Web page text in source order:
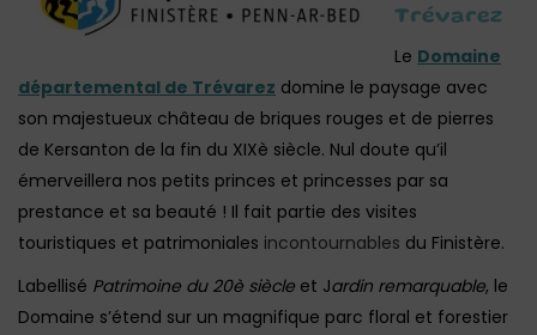
Trévarez
Le Domaine
départemental de Trévarez domine le paysage avec
son majestueux château de briques rouges et de pierres
de Kersanton de la fin du XIXè siècle. Nul doute qu’il
émerveillera nos petits princes et princesses par sa
prestance et sa beauté ! Il fait partie des visites
touristiques et patrimoniales incontournables du Finistère.
Labellisé Patrimoine du 20è siècle et Jardin remarquable, le
Domaine s’étend sur un magnifique parc floral et forestier